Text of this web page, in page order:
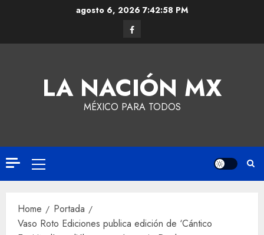
agosto 6, 2026 7:42:59 PM
LA NACIÓN MX
MÉXICO PARA TODOS
Home
Portada
Vaso Roto Ediciones publica edición de ‘Cántico